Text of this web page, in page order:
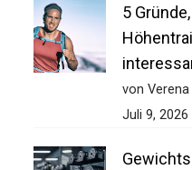
5
von Verena
Juli 9, 2026